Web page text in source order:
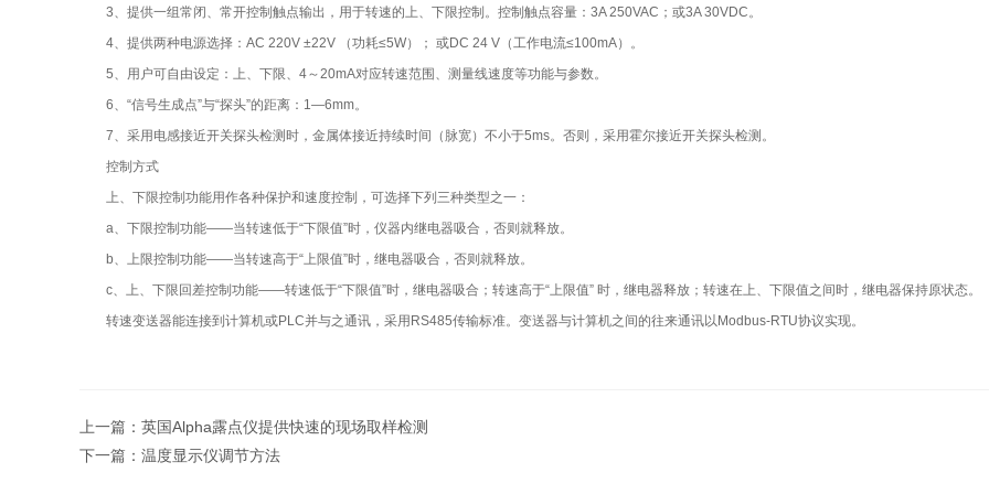
3、提供一组常闭、常开控制触点输出，用于转速的上、下限控制。控制触点容量：3A 250VAC；或3A 30VDC。
4、提供两种电源选择：AC 220V ±22V （功耗≤5W）； 或DC 24 V（工作电流≤100mA）。
5、用户可自由设定：上、下限、4～20mA对应转速范围、测量线速度等功能与参数。
6、“信号生成点”与“探头”的距离：1—6mm。
7、采用电感接近开关探头检测时，金属体接近持续时间（脉宽）不小于5ms。否则，采用霍尔接近开关探头检测。
控制方式
上、下限控制功能用作各种保护和速度控制，可选择下列三种类型之一：
a、下限控制功能——当转速低于“下限值”时，仪器内继电器吸合，否则就释放。
b、上限控制功能——当转速高于“上限值”时，继电器吸合，否则就释放。
c、上、下限回差控制功能——转速低于“下限值”时，继电器吸合；转速高于“上限值” 时，继电器释放；转速在上、下限值之间时，继电器保持原状态。
转速变送器能连接到计算机或PLC并与之通讯，采用RS485传输标准。变送器与计算机之间的往来通讯以Modbus-RTU协议实现。
上一篇： 英国Alpha露点仪提供快速的现场取样检测
下一篇： 温度显示仪调节方法